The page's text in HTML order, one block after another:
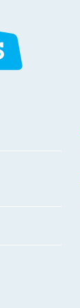
な取扱いの確
、提供、削除
る安全管理措
管理に係る取
状況を確認で